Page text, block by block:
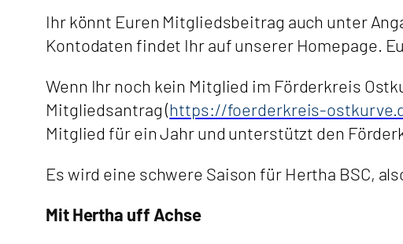
Ihr könnt Euren Mitgliedsbeitrag auch unter
Kontodaten findet Ihr auf unserer Homepage.
Wenn Ihr noch kein Mitglied im Förderkreis
Mitgliedsantrag (https://foerderkreis-
Mitglied für ein Jahr und unterstützt den
Es wird eine schwere Saison für Hertha BSC,
Mit Hertha uff Achse